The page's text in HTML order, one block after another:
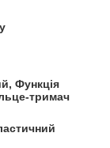
Функція
тримач